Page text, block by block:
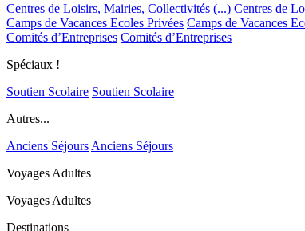
Centres de Loisirs, Mairies, Collectivités (...) Centres de
Camps de Vacances Ecoles Privées Camps de Vacances
Comités d’Entreprises Comités d’Entreprises
Spéciaux !
Soutien Scolaire Soutien Scolaire
Autres...
Anciens Séjours Anciens Séjours
Voyages Adultes
Voyages Adultes
Destinations